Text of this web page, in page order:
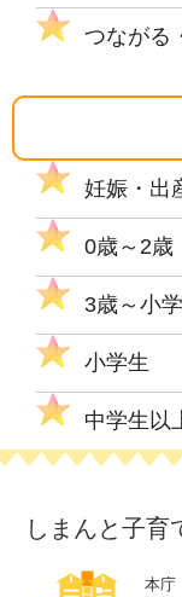
つながる
妊娠・出
0歳～2歳
3歳～小
小学生
中学生以
しまんと子育
本庁